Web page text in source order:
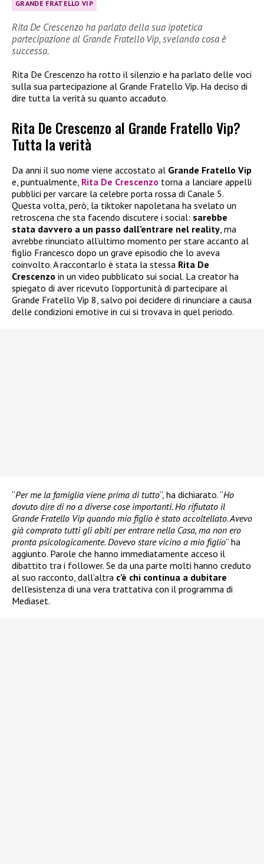
GRANDE FRATELLO VIP
Rita De Crescenzo ha parlato della sua ipotetica
partecipazione al Grande Fratello Vip, svelando cosa è
successo.
Rita De Crescenzo ha rotto il silenzio e ha parlato delle voci
sulla sua partecipazione al Grande Fratello Vip. Ha deciso di
dire tutta la verità su quanto accaduto.
Rita De Crescenzo al Grande Fratello Vip?
Tutta la verità
Da anni il suo nome viene accostato al Grande Fratello Vip
e, puntualmente, Rita De Crescenzo torna a lanciare appelli
pubblici per varcare la celebre porta rossa di Canale 5.
Questa volta, però, la tiktoker napoletana ha svelato un
retroscena che sta facendo discutere i social: sarebbe
stata davvero a un passo dall’entrare nel reality, ma
avrebbe rinunciato all’ultimo momento per stare accanto al
figlio Francesco dopo un grave episodio che lo aveva
coinvolto. A raccontarlo è stata la stessa Rita De
Crescenzo in un video pubblicato sui social. La creator ha
spiegato di aver ricevuto l’opportunità di partecipare al
Grande Fratello Vip 8, salvo poi decidere di rinunciare a causa
delle condizioni emotive in cui si trovava in quel periodo.
“Per me la famiglia viene prima di tutto“, ha dichiarato. “Ho
dovuto dire di no a diverse cose importanti. Ho rifiutato il
Grande Fratello Vip quando mio figlio è stato accoltellato. Avevo
già comprato tutti gli abiti per entrare nella Casa, ma non ero
pronta psicologicamente. Dovevo stare vicino a mio figlio” ha
aggiunto. Parole che hanno immediatamente acceso il
dibattito tra i follower. Se da una parte molti hanno creduto
al suo racconto, dall’altra c’è chi continua a dubitare
dell’esistenza di una vera trattativa con il programma di
Mediaset.